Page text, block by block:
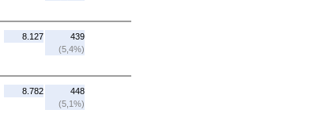
8.127
439
(5,4%)
8.782
448
(5,1%)